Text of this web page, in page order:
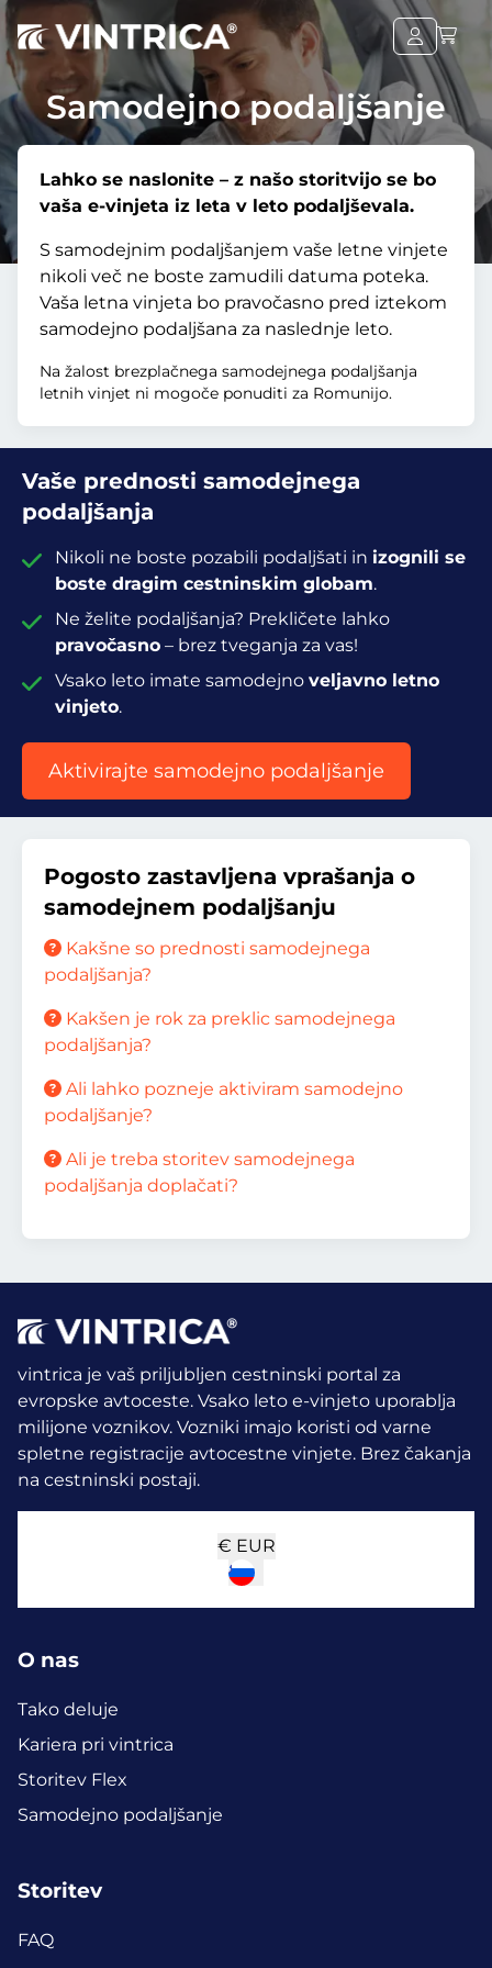
Samodejno podaljšanje
Lahko se naslonite – z našo storitvijo se bo
vaša e-vinjeta iz leta v leto podaljševala.
S samodejnim podaljšanjem vaše letne vinjete
nikoli več ne boste zamudili datuma poteka.
Vaša letna vinjeta bo pravočasno pred iztekom
samodejno podaljšana za naslednje leto.
Na žalost brezplačnega samodejnega podaljšanja
letnih vinjet ni mogoče ponuditi za Romunijo.
Vaše prednosti samodejnega
podaljšanja
Nikoli ne boste pozabili podaljšati in izognili se
boste dragim cestninskim globam.
Ne želite podaljšanja? Prekličete lahko
pravočasno – brez tveganja za vas!
Vsako leto imate samodejnoveljavno letno
vinjeto.
Aktivirajte samodejno podaljšanje
Pogosto zastavljena vprašanja o
samodejnem podaljšanju
Kakšne so prednosti samodejnega
podaljšanja?
Kakšen je rok za preklic samodejnega
podaljšanja?
Ali lahko pozneje aktiviram samodejno
podaljšanje?
Ali je treba storitev samodejnega
podaljšanja doplačati?
vintrica je vaš priljubljen cestninski portal za
evropske avtoceste. Vsako leto e-vinjeto uporablja
milijone voznikov. Vozniki imajo koristi od varne
spletne registracije avtocestne vinjete. Brez čakanja
na cestninski postaji.
€ EUR
O nas
Tako deluje
Kariera pri vintrica
Storitev Flex
Samodejno podaljšanje
Storitev
FAQ